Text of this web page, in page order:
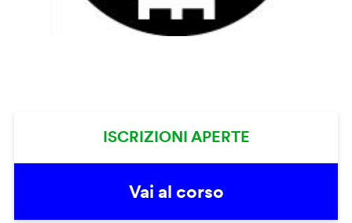
ISCRIZIONI APERTE
Vai al corso